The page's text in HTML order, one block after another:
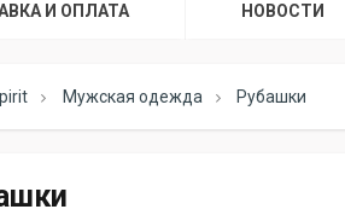
И ОПЛАТА НОВОСТИ
Мужская одежда Рубашки